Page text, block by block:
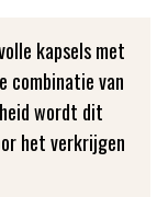
kapsels met
combinatie van
wordt dit
het verkrijgen